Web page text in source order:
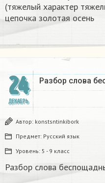
(тяжелый характер
цепочка золотая осень
24
ДЕКАБРЬ
Разбор слова
Автор: konstsntinkibork
Предмет: Русский язык
Уровень: 5 - 9 класс
Разбор слова